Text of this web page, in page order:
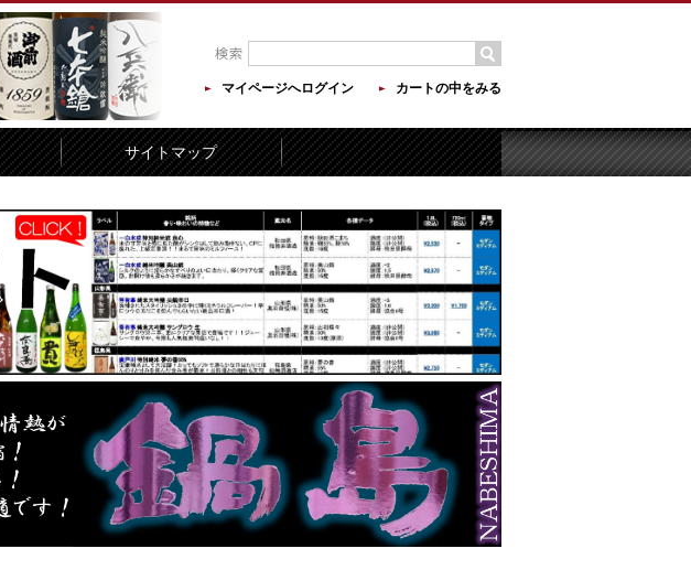
マイページへログイン カートの中をみる
サイトマップ